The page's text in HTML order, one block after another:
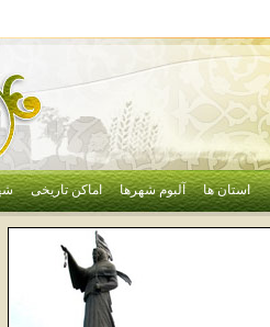
استان ها آلبوم شهرها اماکن تاریخی